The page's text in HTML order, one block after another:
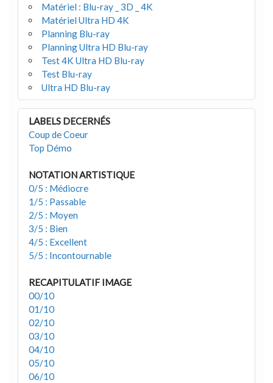
Matériel : Blu-ray _ 3D _ 4K
Matériel Ultra HD 4K
Planning Blu-ray
Planning Ultra HD Blu-ray
Test 4K Ultra HD Blu-ray
Test Blu-ray
Ultra HD Blu-ray
LABELS DECERNÉS
Coup de Coeur
Top Démo
NOTATION ARTISTIQUE
0/5 : Médiocre
1/5 : Passable
2/5 : Moyen
3/5 : Bien
4/5 : Excellent
5/5 : Incontournable
RECAPITULATIF IMAGE
00/10
01/10
02/10
03/10
04/10
05/10
06/10